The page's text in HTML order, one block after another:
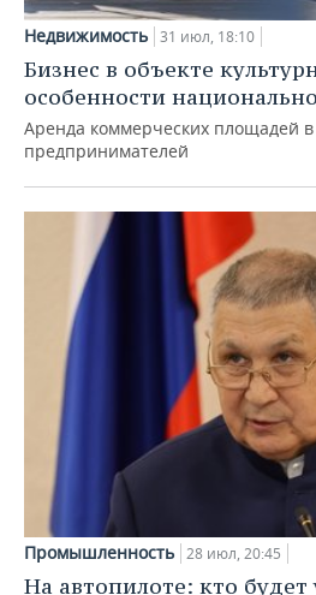
Недвижимость 31 июл, 18:10
Бизнес в объекте
особенности
Аренда коммерческих площадей
предпринимателей
Промышленность 28 июл, 20:45
На автопилоте: кто будет